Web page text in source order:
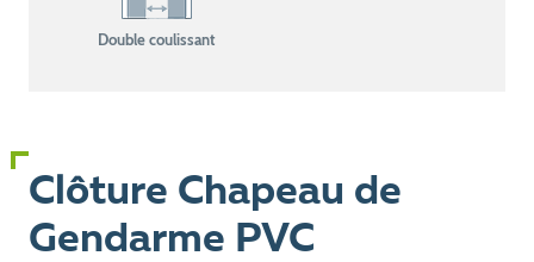
Double coulissant
Clôture Chapeau de
Gendarme PVC